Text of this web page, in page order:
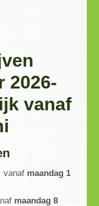
2026-
vanaf
vanaf maandag 1
maandag 8